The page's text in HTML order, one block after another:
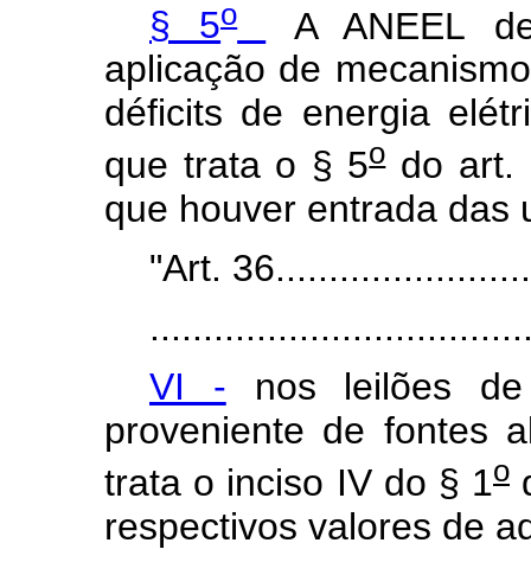
§ 5o
A ANEEL
aplicação de
déficits de energia
que trata o § 5odo art.
que houver entrada das
"Art.
VI - nos leilões
proveniente de fontes
trata o inciso IV do § 1o
respectivos valores de